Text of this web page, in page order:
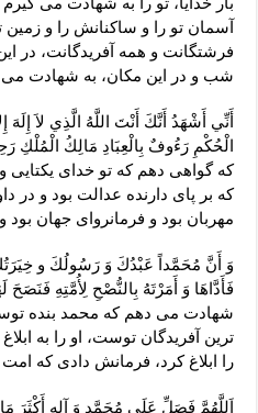
آسمان تو را و ساكنانش را و زمين
فرشتگانت و همه آفريدگانت، در
شب و در اين مكان، به شهادت مى
أَنِّي أَشْهَدُ أَنَّكَ أَنْتَ اللَّهُ الَّذِي لاَ
الْحُكْمِ رَءُوفٌ بِالْعِبَادِ مَالِكُ الْمُلْكِ
كه گواهى دهم كه تو خداى يكتايى
كه بر پاى دارنده عدالت بود و در
مهربان بود و فرمانرواى جهان
وَ أَنَّ مُحَمَّداً عَبْدُكَ وَ رَسُولُكَ و
فَأَدَّاهَا وَ أَمَرْتَهُ بِالنُّصْحِ لِأُمَّتِهِ فَنَصَحَ
شهادت مى‏ دهم كه محمد بنده
ترين آفريدگان توست، او را به
را ابلاغ كرد، فرمانش دادى كه امت
اَللَّهُمَّ فَصَلِّ عَلَى مُحَمَّدٍ وَ آلِهِ أَكْثَرَ